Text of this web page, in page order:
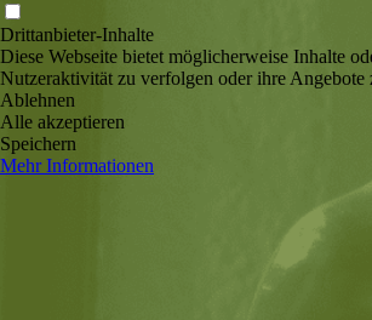
Drittanbieter-Inhalte
Diese Webseite bietet möglicherweise Inhalte
Nutzeraktivität zu verfolgen oder ihre Angebote
Ablehnen
Alle akzeptieren
Speichern
Mehr Informationen